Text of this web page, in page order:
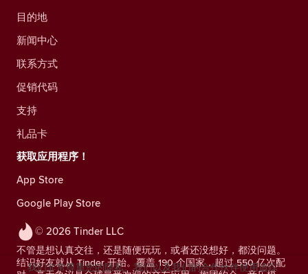
© 2026 Tinder LLC
不管是想认真交往，还是随便玩玩，或者还没想好，都没问题。
结识好友就从 Tinder 开始。覆盖 190 个国家，超过 550 亿次配
目的地
新闻中心
联系方式
促销代码
支持
礼品卡
获取应用程序！
App Store
Google Play Store
我们非常尊重您的隐私。我们以及我们的合作伙伴使用追踪